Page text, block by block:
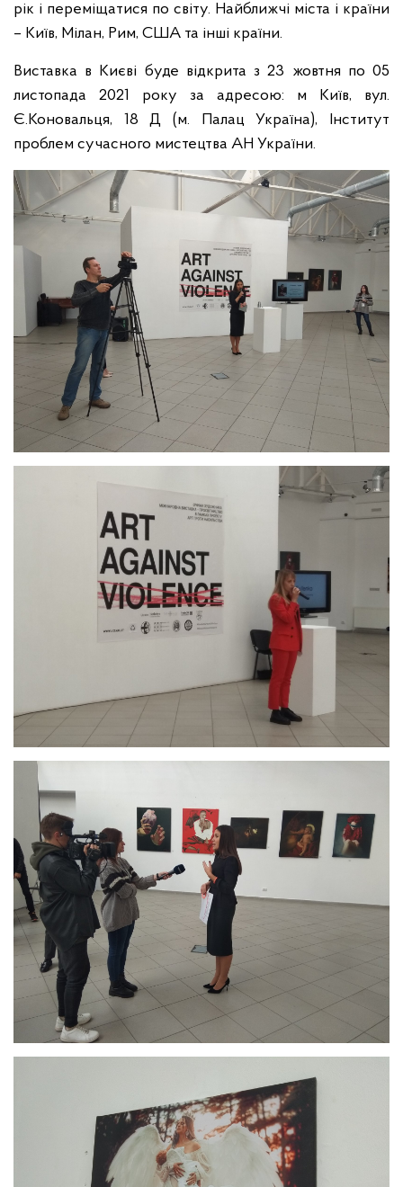
рік і переміщатися по світу. Найближчі міста і країни
– Київ, Мілан, Рим, США та інші країни.
Виставка в Києві буде відкрита з 23 жовтня по 05
листопада 2021 року за адресою: м Київ, вул.
Є.Коновальця, 18 Д (м. Палац Україна), Інститут
проблем сучасного мистецтва АН України.